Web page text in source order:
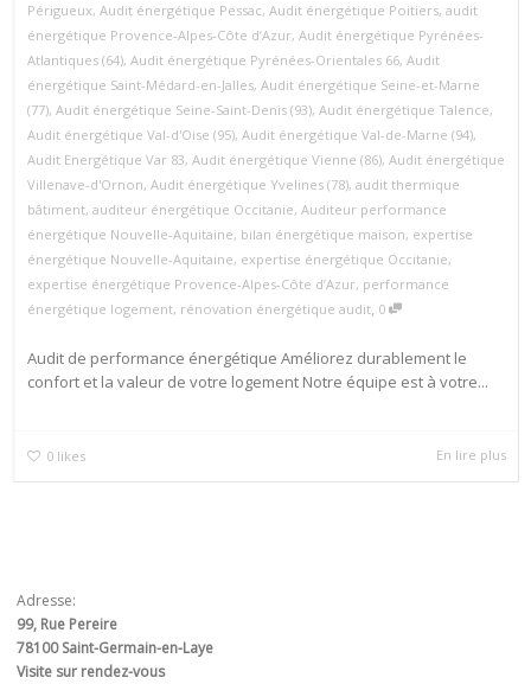
Périgueux, Audit énergétique Pessac, Audit énergétique Poitiers, audit
énergétique Provence‑Alpes‑Côte d’Azur, Audit énergétique Pyrénées-
Atlantiques (64), Audit énergétique Pyrénées-Orientales 66, Audit
énergétique Saint-Médard-en-Jalles, Audit énergétique Seine-et-Marne
(77), Audit énergétique Seine-Saint-Denis (93), Audit énergétique Talence,
Audit énergétique Val-d'Oise (95), Audit énergétique Val-de-Marne (94),
Audit Energétique Var 83, Audit énergétique Vienne (86), Audit énergétique
Villenave-d'Ornon, Audit énergétique Yvelines (78), audit thermique
bâtiment, auditeur énergétique Occitanie, Auditeur performance
énergétique Nouvelle‑Aquitaine, bilan énergétique maison, expertise
énergétique Nouvelle‑Aquitaine, expertise énergétique Occitanie,
expertise énergétique Provence‑Alpes‑Côte d’Azur, performance
énergétique logement, rénovation énergétique audit, 0
Audit de performance énergétique Améliorez durablement le
confort et la valeur de votre logement Notre équipe est à votre...
0 likes En lire plus
Adresse:
99, Rue Pereire
78100 Saint-Germain-en-Laye
Visite sur rendez-vous